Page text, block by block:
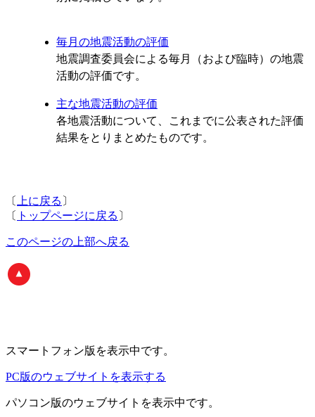
毎月の地震活動の評価
地震調査委員会による毎月（および臨時）の地震
活動の評価です。
主な地震活動の評価
各地震活動について、これまでに公表された評価
結果をとりまとめたものです。
〔 上に戻る 〕
〔 トップページに戻る 〕
このページの上部へ戻る
スマートフォン版 を表示中です。
PC版のウェブサイトを表示する
パソコン版のウェブサイトを表示中です。